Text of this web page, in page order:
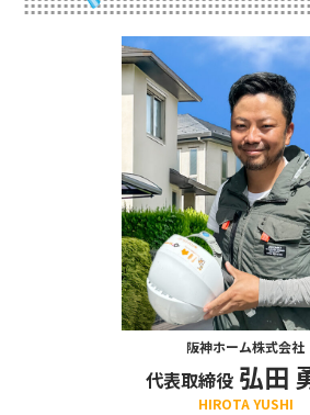
阪神ホーム株式会社
代表取締役 弘田
HIROTA YUSHI